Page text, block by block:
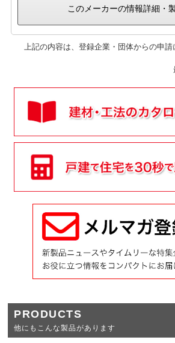
このメーカーの情報詳細・
上記の内容は、登録企業・団体からの申
PRODUCTS
他にもこんな製品があります